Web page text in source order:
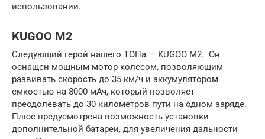
использовании.
KUGOO M2
Следующий герой нашего ТОПа — KUGOO M2. Он
оснащен мощным мотор-колесом, позволяющим
развивать скорость до 35 км/ч и аккумулятором
емкостью на 8000 мАч, который позволяет
преодолевать до 30 километров пути на одном заряде.
Плюс предусмотрена возможность установки
дополнительной батареи, для увеличения дальности